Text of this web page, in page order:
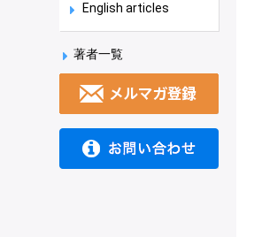
English articles
著者一覧